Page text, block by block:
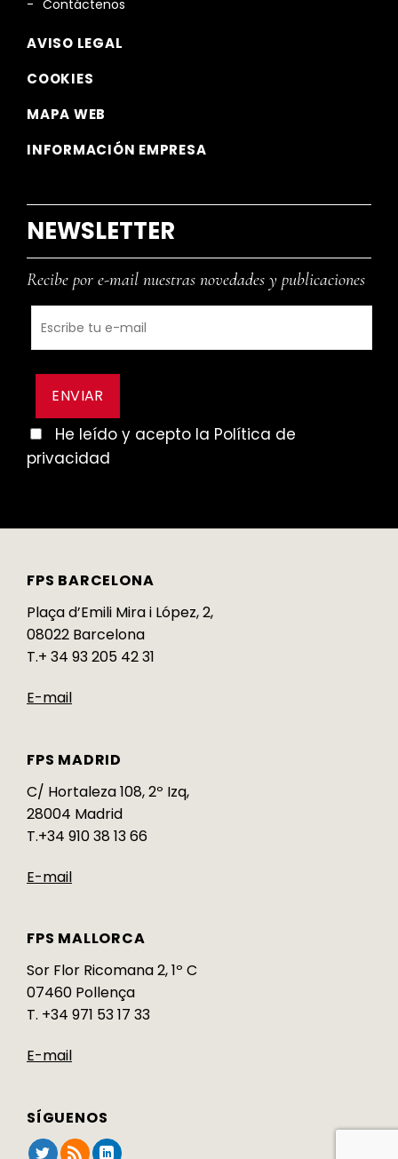
Contáctenos
AVISO LEGAL
COOKIES
MAPA WEB
INFORMACIÓN EMPRESA
NEWSLETTER
Recibe por e-mail nuestras novedades y publicaciones
He leído y acepto la Política de
privacidad
FPS BARCELONA
Plaça d’Emili Mira i López, 2,
08022 Barcelona
T.+ 34 93 205 42 31
E-mail
FPS MADRID
C/ Hortaleza 108, 2º Izq,
28004 Madrid
T.+34 910 38 13 66
E-mail
FPS MALLORCA
Sor Flor Ricomana 2, 1º C
07460 Pollença
T. +34 971 53 17 33
E-mail
SÍGUENOS